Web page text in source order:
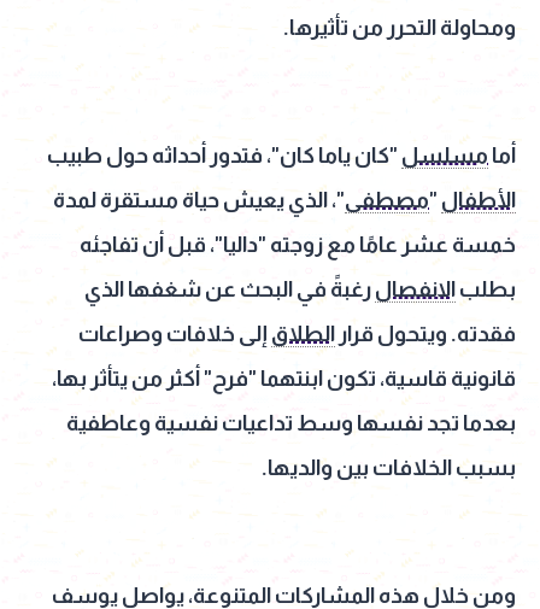
ومحاولة التحرر من تأثيرها.
أما مسلسل "كان ياما كان"، فتدور أحداثه حول طبيب
الأطفال "مصطفى"، الذي يعيش حياة مستقرة لمدة
خمسة عشر عامًا مع زوجته "داليا"، قبل أن تفاجئه
بطلب الانفصال رغبةً في البحث عن شغفها الذي
فقدته. ويتحول قرار الطلاق إلى خلافات وصراعات
قانونية قاسية، تكون ابنتهما "فرح" أكثر من يتأثر بها،
بعدما تجد نفسها وسط تداعيات نفسية وعاطفية
بسبب الخلافات بين والديها.
ومن خلال هذه المشاركات المتنوعة، يواصل يوسف